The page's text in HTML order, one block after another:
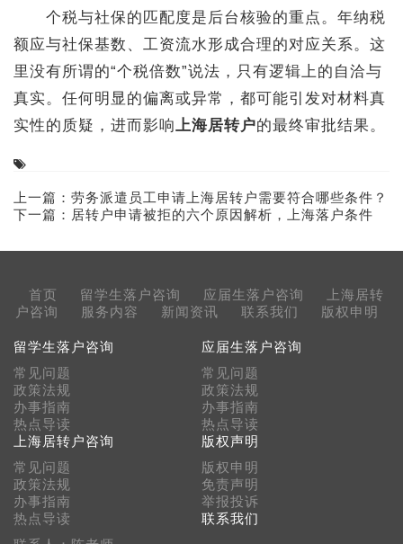
个税与社保的匹配度是后台核验的重点。年纳税
额应与社保基数、工资流水形成合理的对应关系。这
里没有所谓的“个税倍数”说法，只有逻辑上的自洽与
真实。任何明显的偏离或异常，都可能引发对材料真
实性的质疑，进而影响上海居转户的最终审批结果。
上一篇： 劳务派遣员工申请上海居转户需要符合哪些条件？
下一篇： 居转户申请被拒的六个原因解析，上海落户条件
首页 留学生落户咨询 应届生落户咨询
上海居转
户咨询
服务内容 新闻资讯 联系我们 版权申明
留学生落户咨询
常见问题
政策法规
办事指南
热点导读
应届生落户咨询
常见问题
政策法规
办事指南
热点导读
上海居转户咨询
常见问题
政策法规
办事指南
热点导读
版权声明
版权申明
免责声明
举报投诉
联系我们